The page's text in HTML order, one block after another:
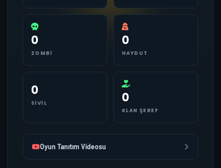
0
ZOMBI
0
HAYDUT
0
SIVIL 0
KLAN ŞEREF
Oyun Tanıtım Videosu